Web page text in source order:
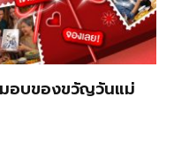
อบของขวัญวันแม่